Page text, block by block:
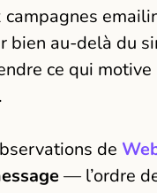
bien au-delà du
ce qui
de
— l’ordre